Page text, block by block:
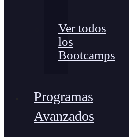
Ver todos
los
Bootcamps
Programas
Avanzados